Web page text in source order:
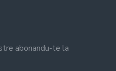
abonandu-te la